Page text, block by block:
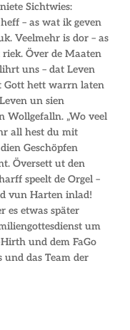
Sichtwies:
– as wat ik geven
Veelmehr is dor – as
Över de Maaten
uns – dat Leven
Gott hett warrn laten
un sien
Wollgefalln. „Wo veel
all hest du mit
Geschöpfen
Översett ut den
speelt de Orgel –
vun Harten inlad!
es etwas später
um
und dem FaGo
und das Team der